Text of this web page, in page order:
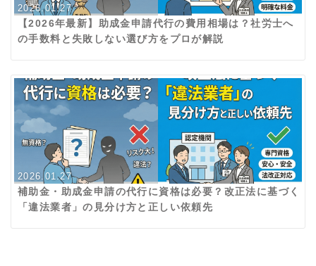
2026.01.27
【2026年最新】助成金申請代行の費用相場は？社労士へ
の手数料と失敗しない選び方をプロが解説
2026.01.27
補助金・助成金申請の代行に資格は必要？改正法に基づく
「違法業者」の見分け方と正しい依頼先